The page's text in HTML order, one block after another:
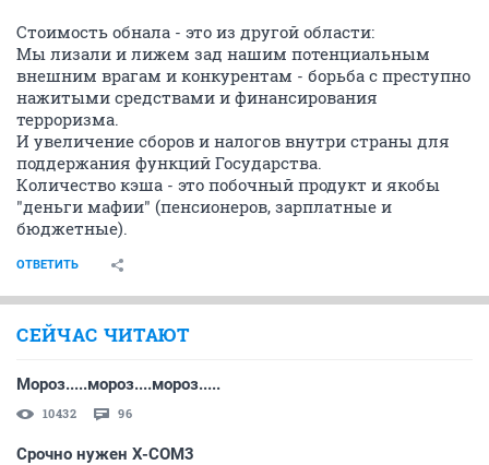
Стоимость обнала - это из другой области:
Мы лизали и лижем зад нашим потенциальным
внешним врагам и конкурентам - борьба с преступно
нажитыми средствами и финансирования
терроризма.
И увеличение сборов и налогов внутри страны для
поддержания функций Государства.
Количество кэша - это побочный продукт и якобы
"деньги мафии" (пенсионеров, зарплатные и
бюджетные).
ОТВЕТИТЬ
СЕЙЧАС ЧИТАЮТ
Мороз.....мороз....мороз.....
10432 96
Срочно нужен X-COM3